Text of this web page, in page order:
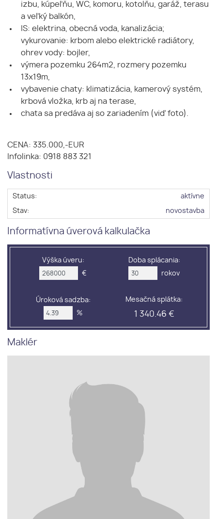
izbu, kúpeľňu, WC, komoru, kotolňu, garáž, terasu
a veľký balkón,
IS: elektrina, obecná voda, kanalizácia;
vykurovanie: krbom alebo elektrické radiátory,
ohrev vody: bojler,
výmera pozemku 264m2, rozmery pozemku
13x19m,
vybavenie chaty: klimatizácia, kamerový systém,
krbová vložka, krb aj na terase,
chata sa predáva aj so zariadením (viď foto).
CENA: 335.000,-EUR
Infolinka: 0918 883 321
Vlastnosti
Status:
aktívne
Stav:
novostavba
Informatívna úverová kalkulačka
Výška úveru:
€
Doba splácania:
rokov
Úroková sadzba:
%
Mesačná splátka:
1 340.46 €
Maklér